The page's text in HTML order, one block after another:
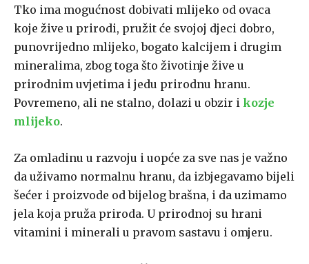
Tko ima mogućnost dobivati mlijeko od ovaca
koje žive u prirodi, pružit će svojoj djeci dobro,
punovrijedno mlijeko, bogato kalcijem i drugim
mineralima, zbog toga što životinje žive u
prirodnim uvjetima i jedu prirodnu hranu.
Povremeno, ali ne stalno, dolazi u obzir i kozje
mlijeko.
Za omladinu u razvoju i uopće za sve nas je važno
da uživamo normalnu hranu, da izbjegavamo bijeli
šećer i proizvode od bijelog brašna, i da uzimamo
jela koja pruža priroda. U prirodnoj su hrani
vitamini i minerali u pravom sastavu i omjeru.